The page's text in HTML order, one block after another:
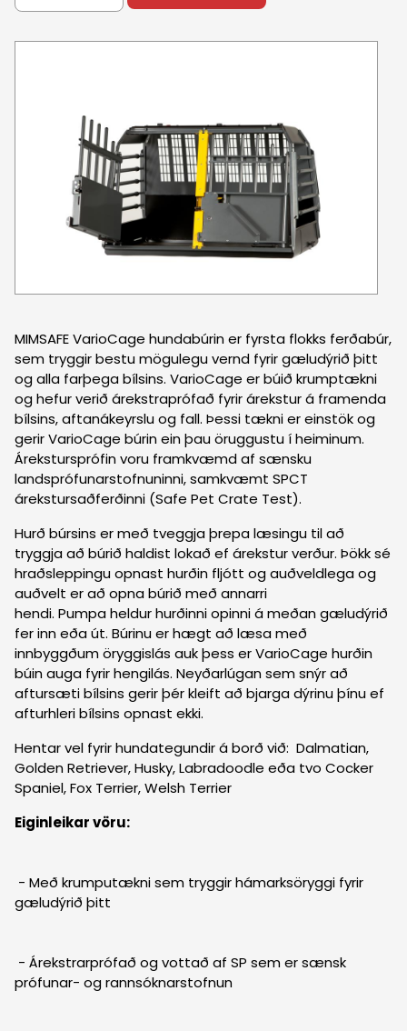
Púst
Varahlutir
Upphækkanir
MIMSAFE VarioCage hundabúrin er fyrsta flokks ferðabúr,
sem tryggir bestu mögulegu vernd fyrir gæludýrið þitt
og alla farþega bílsins. VarioCage er búið krumptækni
og hefur verið árekstraprófað fyrir árekstur á framenda
bílsins, aftanákeyrslu og fall. Þessi tækni er einstök og
gerir VarioCage búrin ein þau öruggustu í heiminum.
Árekstursprófin voru framkvæmd af sænsku
landsprófunarstofnuninni, samkvæmt SPCT
árekstursaðferðinni (Safe Pet Crate Test).
Hurð búrsins er með tveggja þrepa læsingu til að
tryggja að búrið haldist lokað ef árekstur verður. Þökk sé
hraðsleppingu opnast hurðin fljótt og auðveldlega og
auðvelt er að opna búrið með annarri
hendi. Pumpa heldur hurðinni opinni á meðan gæludýrið
fer inn eða út. Búrinu er hægt að læsa með
innbyggðum öryggislás auk þess er VarioCage hurðin
búin auga fyrir hengilás. Neyðarlúgan sem snýr að
aftursæti bílsins gerir þér kleift að bjarga dýrinu þínu ef
afturhleri bílsins opnast ekki.
Hentar vel fyrir hundategundir á borð við: Dalmatian,
Golden Retriever, Husky, Labradoodle eða tvo Cocker
Spaniel, Fox Terrier, Welsh Terrier
Eiginleikar vöru:
- Með krumputækni sem tryggir hámarksöryggi fyrir
gæludýrið þitt
- Árekstrarprófað og vottað af SP sem er sænsk
prófunar- og rannsóknarstofnun